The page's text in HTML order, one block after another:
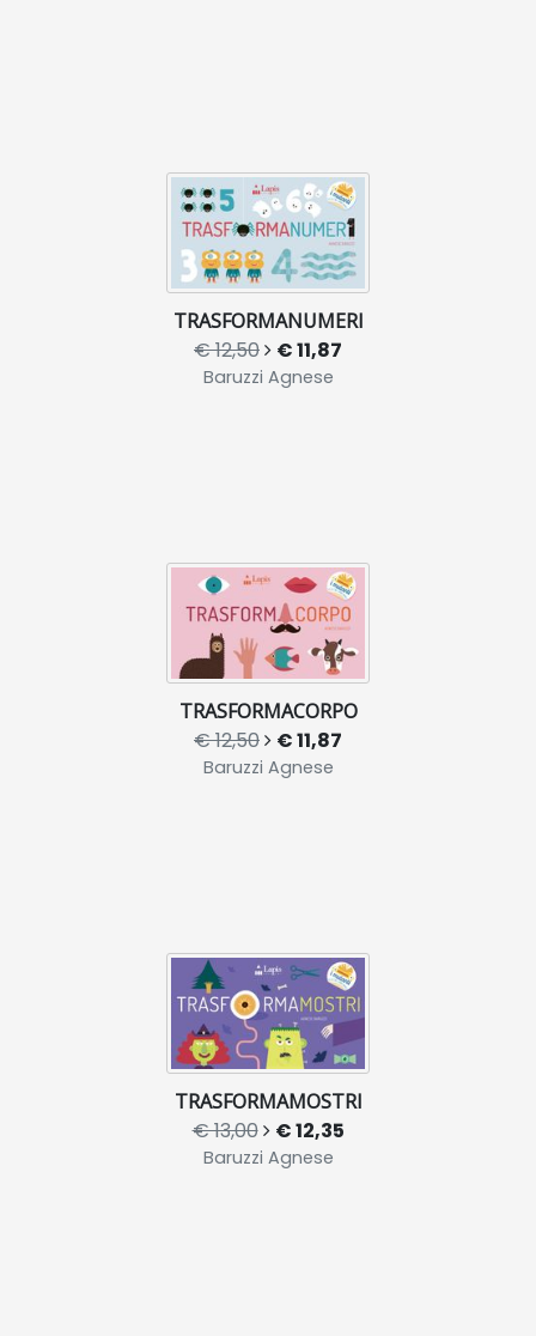
TRASFORMANUMERI
€ 12,50 € 11,87
Baruzzi Agnese
TRASFORMACORPO
€ 12,50 € 11,87
Baruzzi Agnese
TRASFORMAMOSTRI
€ 13,00 € 12,35
Baruzzi Agnese